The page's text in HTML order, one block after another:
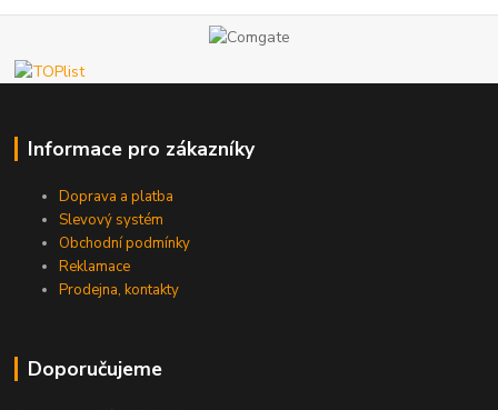
Informace pro zákazníky
Doprava a platba
Slevový systém
Obchodní podmínky
Reklamace
Prodejna, kontakty
Doporučujeme